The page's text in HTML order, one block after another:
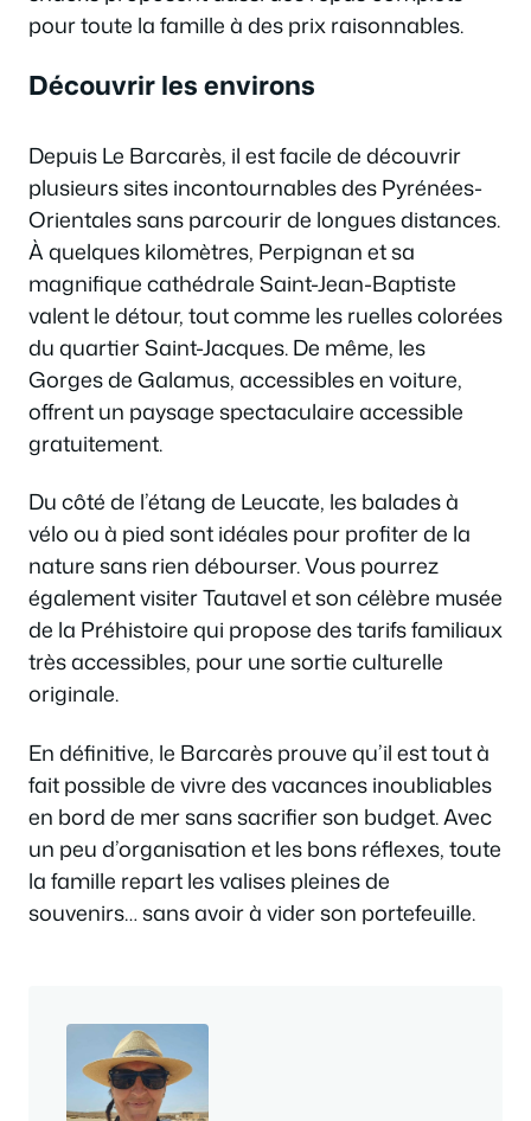
pour toute la famille à des prix raisonnables.
Découvrir les environs
Depuis Le Barcarès, il est facile de découvrir
plusieurs sites incontournables des Pyrénées-
Orientales sans parcourir de longues distances.
À quelques kilomètres, Perpignan et sa
magnifique cathédrale Saint-Jean-Baptiste
valent le détour, tout comme les ruelles colorées
du quartier Saint-Jacques. De même, les
Gorges de Galamus, accessibles en voiture,
offrent un paysage spectaculaire accessible
gratuitement.
Du côté de l’étang de Leucate, les balades à
vélo ou à pied sont idéales pour profiter de la
nature sans rien débourser. Vous pourrez
également visiter Tautavel et son célèbre musée
de la Préhistoire qui propose des tarifs familiaux
très accessibles, pour une sortie culturelle
originale.
En définitive, le Barcarès prouve qu’il est tout à
fait possible de vivre des vacances inoubliables
en bord de mer sans sacrifier son budget. Avec
un peu d’organisation et les bons réflexes, toute
la famille repart les valises pleines de
souvenirs… sans avoir à vider son portefeuille.